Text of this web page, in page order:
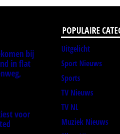
bij
in flat
voor
POPULAIRE
Uitgelicht
Sport Nieuws
Sports
TV Nieuws
TV NL
Muziek Nieuws